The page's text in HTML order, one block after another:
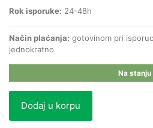
Rok isporuke: 24-48h
Način plaćanja: gotovinom pri
jednokratno
Na stanju
Dodaj u korpu